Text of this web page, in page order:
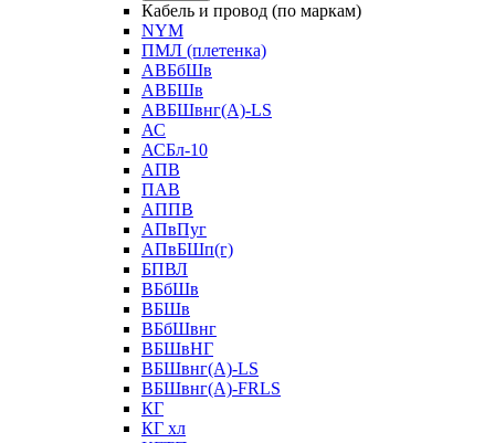
Кабель и провод (по маркам)
NYM
ПМЛ (плетенка)
АВБбШв
АВБШв
АВБШвнг(А)-LS
АС
АСБл-10
АПВ
ПАВ
АППВ
АПвПуг
АПвБШп(г)
БПВЛ
ВБбШв
ВБШв
ВБбШвнг
ВБШвНГ
ВБШвнг(А)-LS
ВБШвнг(А)-FRLS
КГ
КГ хл